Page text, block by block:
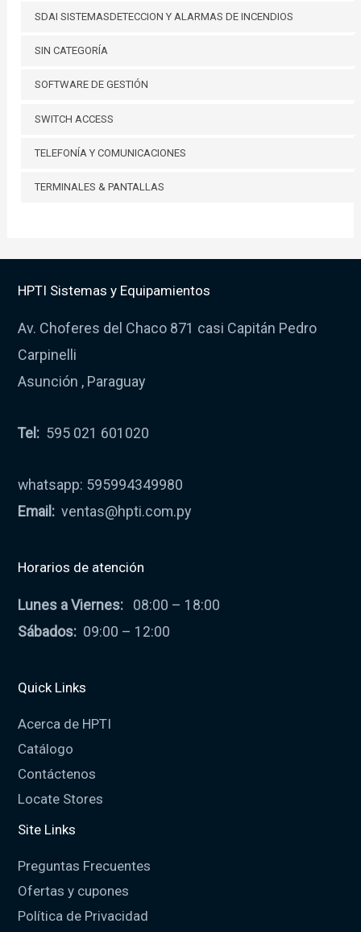
SDAI SISTEMASDETECCION Y ALARMAS DE INCENDIOS
SIN CATEGORÍA
SOFTWARE DE GESTIÓN
SWITCH ACCESS
TELEFONÍA Y COMUNICACIONES
TERMINALES & PANTALLAS
HPTI Sistemas y Equipamientos
Av. Choferes del Chaco 871 casi Capitán Pedro
Carpinelli
Asunción , Paraguay
Tel: 595 021 601020
whatsapp: 595994349980
Email: ventas@hpti.com.py
Horarios de atención
Lunes a Viernes: 08:00 – 18:00
Sábados: 09:00 – 12:00
Quick Links
Acerca de HPTI
Catálogo
Contáctenos
Locate Stores
Site Links
Preguntas Frecuentes
Ofertas y cupones
Política de Privacidad